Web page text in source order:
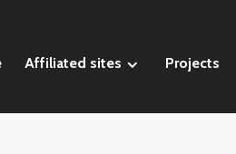
Affiliated sites Projects